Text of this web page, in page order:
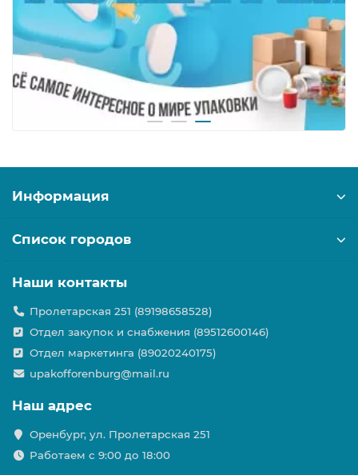
Информация
Список городов
Наши контакты
Пролетарская 251 (89198658528)
Отдел закупок и снабжения (89512600146)
Отдел маркетинга (89020240175)
upakofforenburg@mail.ru
Наш адрес
Оренбург, ул. Пролетарская 251
Работаем с 9:00 до 18:00